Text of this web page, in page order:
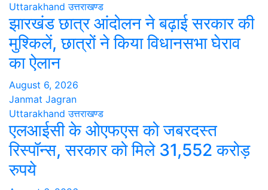
Uttarakhand उत्तराखण्ड
झारखंड छात्र आंदोलन ने बढ़ाई सरकार की
मुश्किलें, छात्रों ने किया विधानसभा घेराव
का ऐलान
August 6, 2026
Janmat Jagran
Uttarakhand उत्तराखण्ड
एलआईसी के ओएफएस को जबरदस्त
रिस्पॉन्स, सरकार को मिले 31,552 करोड़
रुपये